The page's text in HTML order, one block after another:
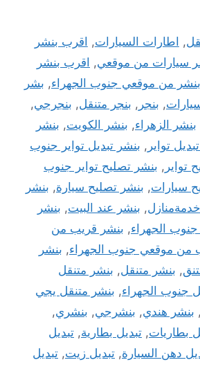
, اطارات السيارات, اقرب بنشر
سيارات من موقعي, اقرب بنشر
من موقعي جنوب الجهراء, بشر
, بنجر , بنجر متنقل, بنجرجي,
بنشر الزهراء, بنشر الكويت, بنشر
تواير , بنشر تبديل تواير جنوب
تواير , بنشر تصليح تواير جنوب
سيارات, بنشر تصليح سيارة, بنشر
, بنشر عند البيت, بنشر
الجهراء, بنشر قريب من
من موقعي جنوب الجهراء, بنشر
, بنشر متنقل, بنشر متنقل
جنوب الجهراء, بنشر متنقل يجي
, بنشر هندي, بنشرجي, بنشري,
بطاريات, تبديل بطارية, تبديل
دهن السيارة, تبديل زيت, تبديل